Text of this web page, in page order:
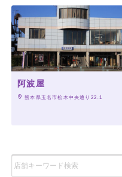
阿波屋
熊本県玉名市松木中央通り22-1